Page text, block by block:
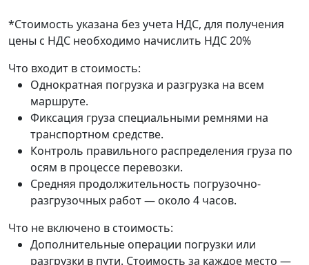
*Стоимость указана без учета НДС, для получения
цены с НДС необходимо начислить НДС 20%
Что входит в стоимость:
Однократная погрузка и разгрузка на всем
маршруте.
Фиксация груза специальными ремнями на
транспортном средстве.
Контроль правильного распределения груза по
осям в процессе перевозки.
Средняя продолжительность погрузочно-
разгрузочных работ — около 4 часов.
Что не включено в стоимость:
Дополнительные операции погрузки или
разгрузки в пути. Стоимость за каждое место —